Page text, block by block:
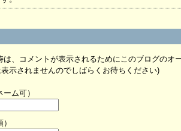
は、コメントが表示されるためにこのブログのオ
示されませんのでしばらくお待ちください)
ム可）